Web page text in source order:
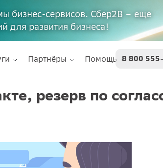
бизнес-сервисов. Сбер2В – еще
для развития бизнеса!
Партнёры Помощь 8 800
резерв по